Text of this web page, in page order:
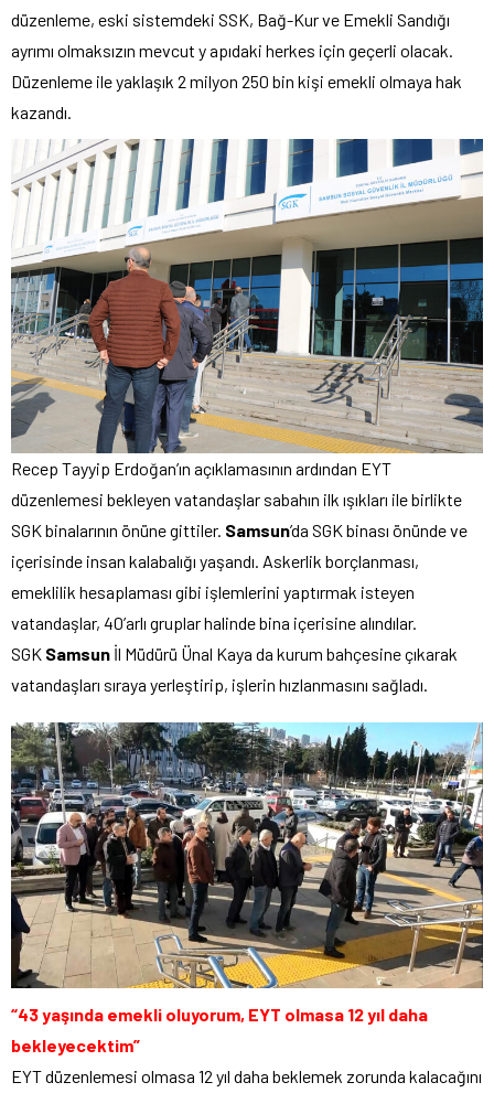
düzenleme, eski sistemdeki SSK, Bağ-Kur ve Emekli Sandığı
ayrımı olmaksızın mevcut y apıdaki herkes için geçerli olacak.
Düzenleme ile yaklaşık 2 milyon 250 bin kişi emekli olmaya hak
kazandı.
Recep Tayyip Erdoğan’ın açıklamasının ardından EYT
düzenlemesi bekleyen vatandaşlar sabahın ilk ışıkları ile birlikte
SGK binalarının önüne gittiler. Samsun’da SGK binası önünde ve
içerisinde insan kalabalığı yaşandı. Askerlik borçlanması,
emeklilik hesaplaması gibi işlemlerini yaptırmak isteyen
vatandaşlar, 40’arlı gruplar halinde bina içerisine alındılar.
SGK Samsun İl Müdürü Ünal Kaya da kurum bahçesine çıkarak
vatandaşları sıraya yerleştirip, işlerin hızlanmasını sağladı.
“43 yaşında emekli oluyorum, EYT olmasa 12 yıl daha
bekleyecektim”
EYT düzenlemesi olmasa 12 yıl daha beklemek zorunda kalacağını